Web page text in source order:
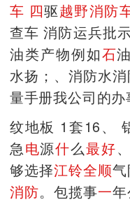
车 四驱越野消防
查车 消防运兵批
油类产物例如石
水扬；、消防水
量手册我公司的
纹地板 1套16、
急电源什么最好
够选择江铃全顺
消防。包揽事一